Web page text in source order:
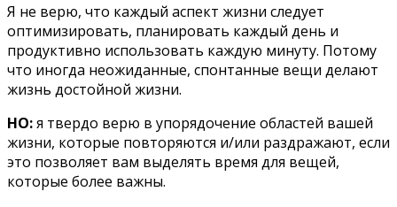
Я не верю, что каждый аспект жизни следует
оптимизировать, планировать каждый день и
продуктивно использовать каждую минуту. Потому
что иногда неожиданные, спонтанные вещи делают
жизнь достойной жизни.
НО:я твердо верю в упорядочение областей вашей
жизни, которые повторяются и/или раздражают, если
это позволяет вам выделять время для вещей,
которые более важны.